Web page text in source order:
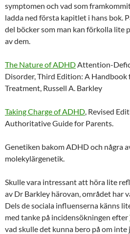
symptomen och vad som
ladda ned första kapitlet i hans bok.
del böcker som man kan förkolla lite
av dem.
The Nature of ADHDAttention-
Disorder, Third Edition: A Handbook
Treatment, Russell A. Barkley
Taking Charge of ADHD, Revised
Authoritative Guide for Parents.
Genetiken bakom ADHD och några
molekylärgenetik.
Skulle vara intressant att höra lite
av Dr Barkley härovan, området har
Dels de sociala influenserna känns
med tanke på incidensökningen efter
vad skulle det kunna bero på om inte